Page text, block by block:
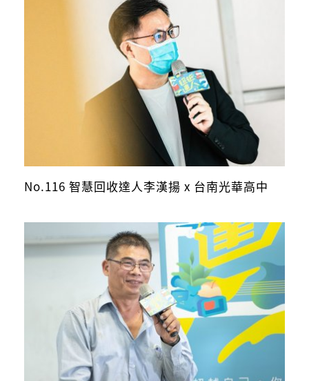
No.116 智慧回收達人李漢揚 x 台南光華高中